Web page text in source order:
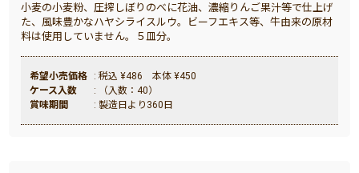
小麦の小麦粉、圧搾しぼりのべに花油、濃縮りんご果汁等で仕上げ
た、風味豊かなハヤシライスルウ。ビーフエキス等、牛由来の原材
料は使用していません。５皿分。
希望小売価格
: 税込 ¥486 本体 ¥450
ケース入数
: （入数：40）
賞味期間
: 製造日より360日